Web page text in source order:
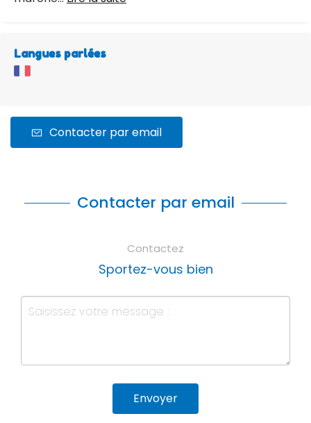
Langues parlées
Contacter par email
Contacter par email
Contactez
Sportez-vous bien
Envoyer